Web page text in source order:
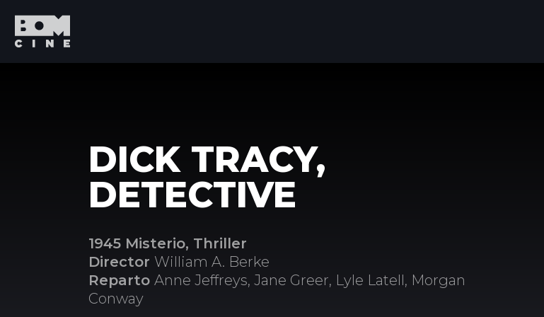
DICK TRACY,
DETECTIVE
1945 Misterio, Thriller
Director William A. Berke
Reparto Anne Jeffreys, Jane Greer, Lyle Latell, Morgan
Conway